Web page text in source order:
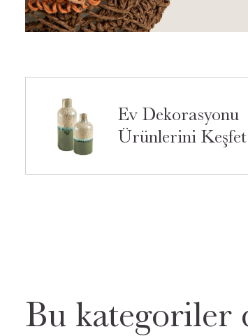
Ev Dekorasyonu
Ürünlerini Keşfet
Bu kategoriler